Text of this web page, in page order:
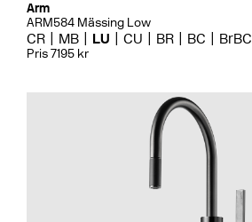
Arm
ARM584 Mässing Low
CR MB LU CU BR BC BrBC
Pris 7195 kr